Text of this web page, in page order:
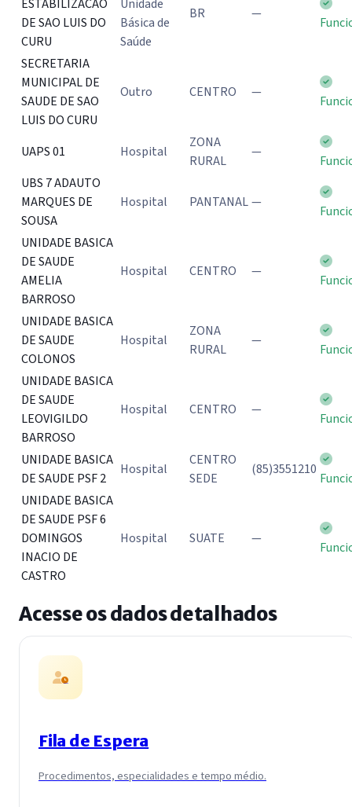
ESTABILIZACAO
DE SAO LUIS DO
CURU
Unidade
Básica de
Saúde
BR —
SECRETARIA
MUNICIPAL DE
SAUDE DE SAO
LUIS DO CURU
Outro CENTRO —
UAPS 01 Hospital
ZONA
RURAL
—
UBS 7 ADAUTO
MARQUES DE
SOUSA
Hospital PANTANAL—
UNIDADE BASICA
DE SAUDE
AMELIA
BARROSO
Hospital CENTRO —
UNIDADE BASICA
DE SAUDE
COLONOS
Hospital
ZONA
RURAL
—
UNIDADE BASICA
DE SAUDE
LEOVIGILDO
BARROSO
Hospital CENTRO —
UNIDADE BASICA
DE SAUDE PSF 2
Hospital
CENTRO
SEDE
(85)3551210
UNIDADE BASICA
DE SAUDE PSF 6
DOMINGOS
INACIO DE
CASTRO
Hospital SUATE —
Acesse os dados detalhados
Fila de Espera
Procedimentos, especialidades e tempo médio.